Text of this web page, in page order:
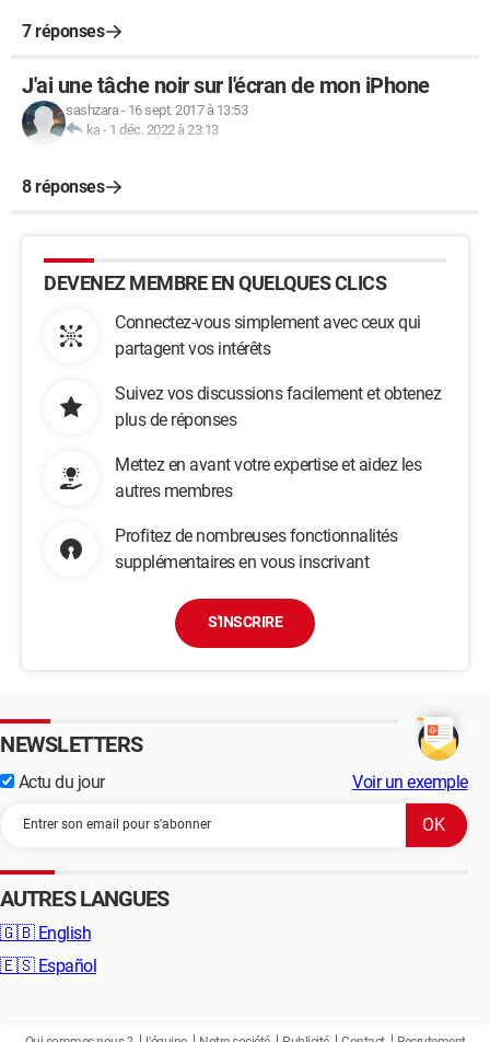
7 réponses
J'ai une tâche noir sur l'écran de mon iPhone
sashzara - 16 sept. 2017 à 13:53
ka - 1 déc. 2022 à 23:13
8 réponses
DEVENEZ MEMBRE EN QUELQUES CLICS
Connectez-vous simplement avec ceux qui
partagent vos intérêts
Suivez vos discussions facilement et obtenez
plus de réponses
Mettez en avant votre expertise et aidez les
autres membres
Profitez de nombreuses fonctionnalités
supplémentaires en vous inscrivant
S'INSCRIRE
NEWSLETTERS
Actu du jour Voir un exemple
AUTRES LANGUES
🇬🇧 English
🇪🇸 Español